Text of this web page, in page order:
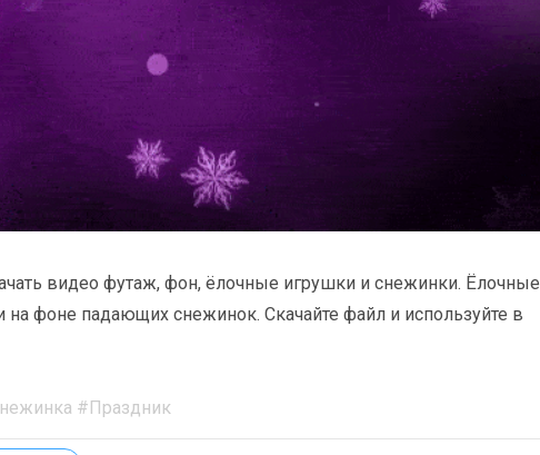
видео футаж, фон, ёлочные игрушки и снежинки. Ёлочные
на фоне падающих снежинок. Скачайте файл и используйте в
#Праздник